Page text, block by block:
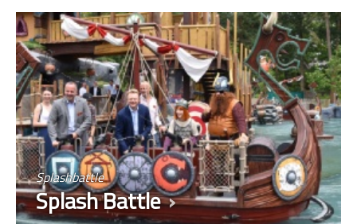
Splashbattle
Splash Battle